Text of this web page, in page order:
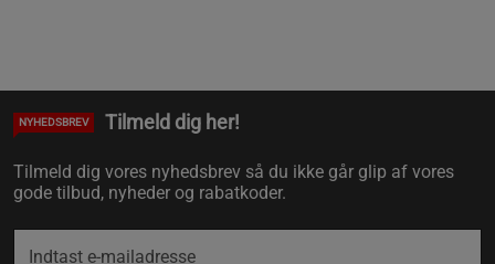
NYHEDSBREV Tilmeld dig her!
Tilmeld dig vores nyhedsbrev så du ikke går glip af vores
gode tilbud, nyheder og rabatkoder.